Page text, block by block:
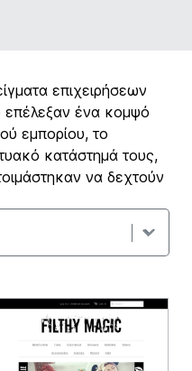
επιχειρήσεων
ένα κομψό
εμπορίου, το
κατάστημά τους,
να δεχτούν